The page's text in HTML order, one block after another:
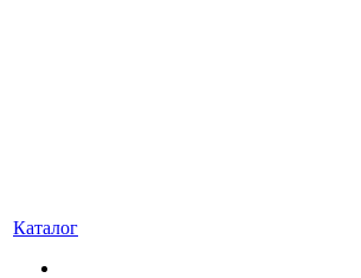
Каталог